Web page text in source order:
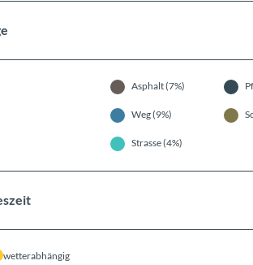
Asphalt (7%)
Weg (9%)
Strasse (4%)
wetterabhängig